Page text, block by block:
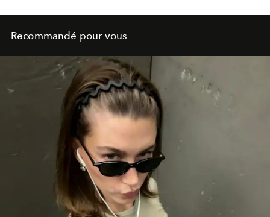
Recommandé pour vous